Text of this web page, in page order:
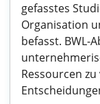
gefasstes
Organisation
befasst. BWL-
Ressourcen